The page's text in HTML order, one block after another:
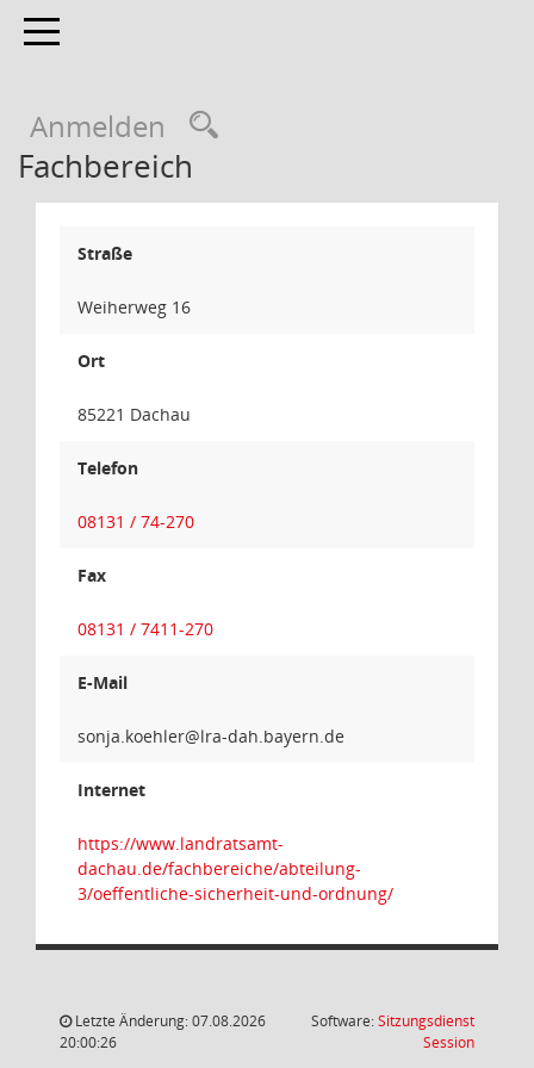
Toggle navigation
Anmelden
Fachbereich
Straße
Weiherweg 16
Ort
85221 Dachau
Telefon
08131 / 74-270
Fax
08131 / 7411-270
E-Mail
relheok
Internet
https://www.landratsamt-
dachau.de/fachbereiche/abteilung-
3/oeffentliche-sicherheit-und-ordnung/
Letzte Änderung: 07.08.2026
20:00:26
Software:Sitzungsdienst
Session(Wird in